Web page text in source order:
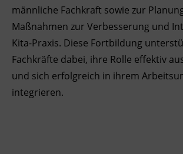
männliche Fachkraft sowie zur
Maßnahmen zur Verbesserung und
Kita-Praxis. Diese Fortbildung
Fachkräfte dabei, ihre Rolle effektiv
und sich erfolgreich in ihrem
integrieren.